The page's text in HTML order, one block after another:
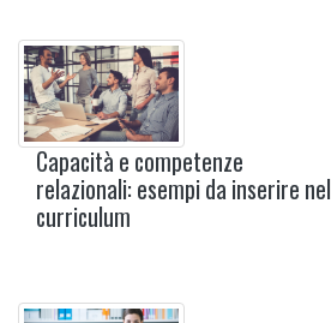
Capacità e competenze
relazionali: esempi da inserire nel
curriculum